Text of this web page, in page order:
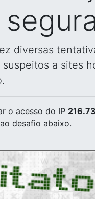
diversas
suspeitos a sites
o acesso do IP
desafio abaixo.